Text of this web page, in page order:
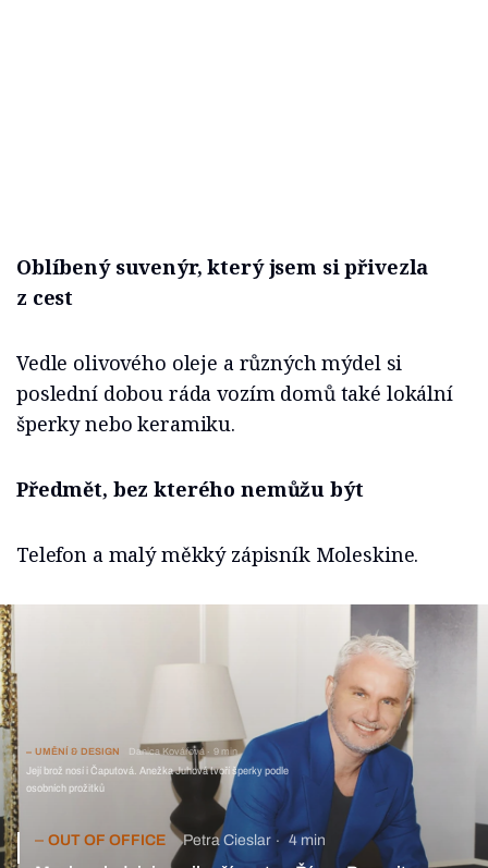
Oblíbený suvenýr, který jsem si přivezla
z cest
Vedle olivového oleje a různých mýdel si
poslední dobou ráda vozím domů také lokální
šperky nebo keramiku.
Předmět, bez kterého nemůžu být
Telefon a malý měkký zápisník Moleskine.
UMĚNÍ & DESIGN Danica Kovářová 9 min
Její brož nosí i Čaputová. Anežka Juhová tvoří šperky podle
osobních prožitků
OUT OF OFFICE Petra Cieslar 4 min